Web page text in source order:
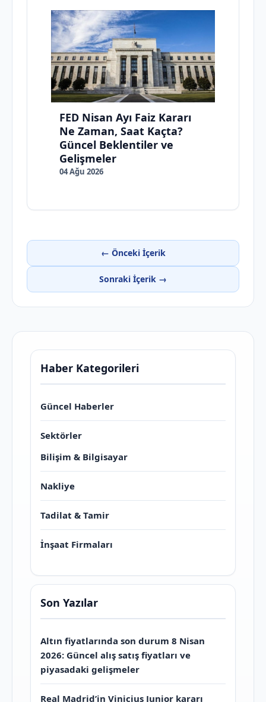
FED Nisan Ayı Faiz Kararı
Ne Zaman, Saat Kaçta?
Güncel Beklentiler ve
Gelişmeler
04 Ağu 2026
← Önceki İçerik
Sonraki İçerik →
Haber Kategorileri
Güncel Haberler
Sektörler
Bilişim & Bilgisayar
Nakliye
Tadilat & Tamir
İnşaat Firmaları
Son Yazılar
Altın fiyatlarında son durum 8 Nisan
2026: Güncel alış satış fiyatları ve
piyasadaki gelişmeler
Real Madrid’in Vinicius Junior kararı